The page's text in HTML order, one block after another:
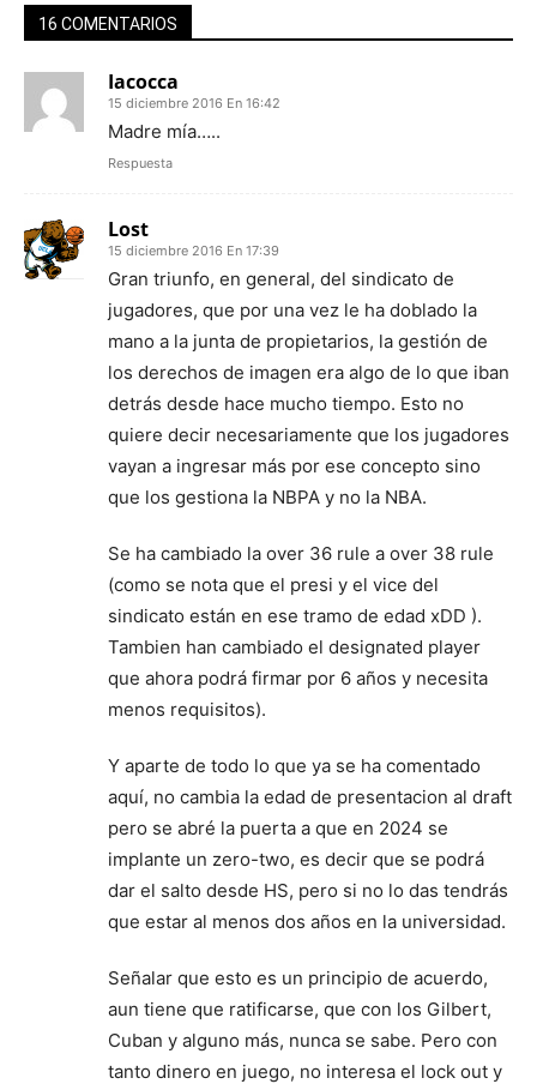
16 COMENTARIOS
Iacocca
15 diciembre 2016 En 16:42
Madre mía…..
Respuesta
Lost
15 diciembre 2016 En 17:39
Gran triunfo, en general, del sindicato de
jugadores, que por una vez le ha doblado la
mano a la junta de propietarios, la gestión de
los derechos de imagen era algo de lo que iban
detrás desde hace mucho tiempo. Esto no
quiere decir necesariamente que los jugadores
vayan a ingresar más por ese concepto sino
que los gestiona la NBPA y no la NBA.
Se ha cambiado la over 36 rule a over 38 rule
(como se nota que el presi y el vice del
sindicato están en ese tramo de edad xDD ).
Tambien han cambiado el designated player
que ahora podrá firmar por 6 años y necesita
menos requisitos).
Y aparte de todo lo que ya se ha comentado
aquí, no cambia la edad de presentacion al draft
pero se abré la puerta a que en 2024 se
implante un zero-two, es decir que se podrá
dar el salto desde HS, pero si no lo das tendrás
que estar al menos dos años en la universidad.
Señalar que esto es un principio de acuerdo,
aun tiene que ratificarse, que con los Gilbert,
Cuban y alguno más, nunca se sabe. Pero con
tanto dinero en juego, no interesa el lock out y